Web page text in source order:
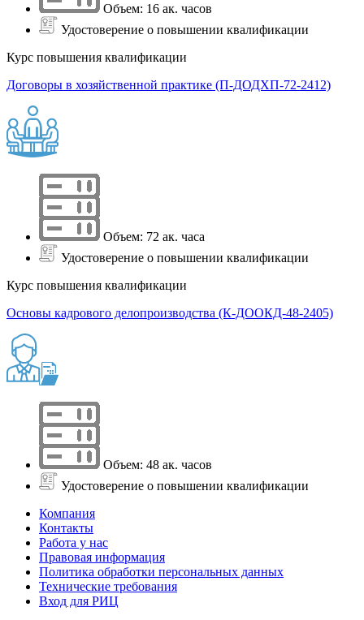
Объем: 16 ак. часов
Удостоверение о повышении квалификации
Курс повышения квалификации
Договоры в хозяйственной практике (П-ДОДХП-72-2412)
Объем: 72 ак. часа
Удостоверение о повышении квалификации
Курс повышения квалификации
Основы кадрового делопроизводства (К-ДООКД-48-2405)
Объем: 48 ак. часов
Удостоверение о повышении квалификации
Компания
Контакты
Работа у нас
Правовая информация
Политика обработки персональных данных
Технические требования
Вход для РИЦ